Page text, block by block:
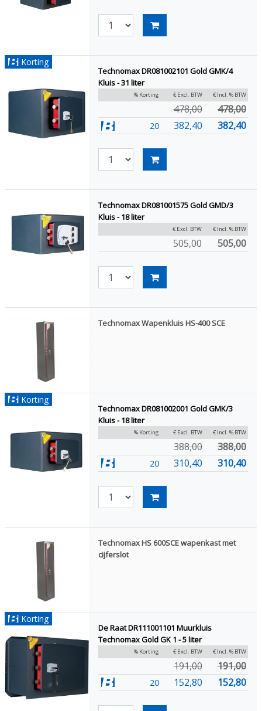
Korting
Technomax DR081002101 Gold GMK/4
Kluis - 31 liter
% Korting € Excl. BTW € Incl. % BTW
478,00 478,00
20 382,40 382,40
Technomax DR081001575 Gold GMD/3
Kluis - 18 liter
€ Excl. BTW € Incl. % BTW
505,00 505,00
Technomax Wapenkluis HS-400 SCE
Korting
Technomax DR081002001 Gold GMK/3
Kluis - 18 liter
% Korting € Excl. BTW € Incl. % BTW
388,00 388,00
20 310,40 310,40
Technomax HS 600SCE wapenkast met
cijferslot
Korting
De Raat DR111001101 Muurkluis
Technomax Gold GK 1 - 5 liter
% Korting € Excl. BTW € Incl. % BTW
191,00 191,00
20 152,80 152,80